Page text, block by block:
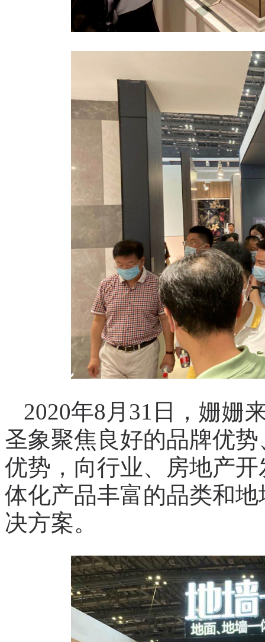
2020年8月31日，姗姗
圣象聚焦良好的品牌优
优势，向行业、房地产
体化产品丰富的品类和
决方案。